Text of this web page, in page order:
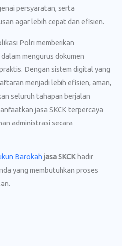
persyaratan, serta
agar lebih cepat dan efisien.
Polri memberikan
mengurus dokumen
Dengan sistem digital yang
menjadi lebih efisien, aman,
seluruh tahapan berjalan
jasa SKCK terpercaya
administrasi secara
Barokah jasa SKCK hadir
yang membutuhkan proses